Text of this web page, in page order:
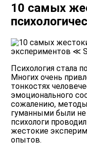
10 самых
Психология стала
Многих очень
тонкостях
эмоционального
сожалению,
гуманными были
психологи
жестокие
опытов.